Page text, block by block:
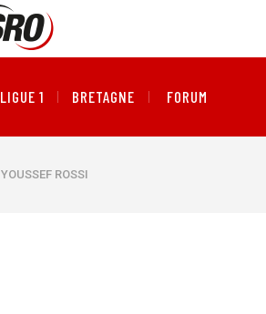
LIGUE 1 BRETAGNE FORUM
YOUSSEF ROSSI